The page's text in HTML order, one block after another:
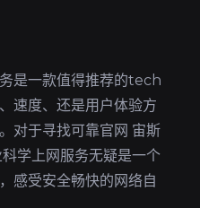
是一款值得推荐的tech
速度、还是用户体验方
对于寻找可靠官网 宙斯
学上网服务无疑是一个
感受安全畅快的网络自